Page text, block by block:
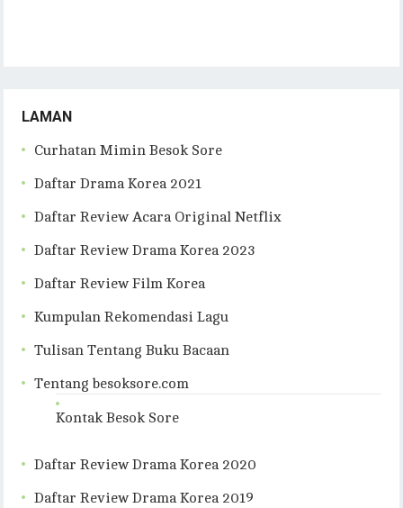
LAMAN
Curhatan Mimin Besok Sore
Daftar Drama Korea 2021
Daftar Review Acara Original Netflix
Daftar Review Drama Korea 2023
Daftar Review Film Korea
Kumpulan Rekomendasi Lagu
Tulisan Tentang Buku Bacaan
Tentang besoksore.com
Kontak Besok Sore
Daftar Review Drama Korea 2020
Daftar Review Drama Korea 2019